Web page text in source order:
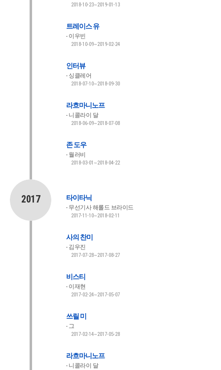
2018-10-23~2019-01-13
트레이스 유
이우빈
2018-10-09~2019-02-24
인터뷰
싱클레어
2018-07-10~2018-09-30
라흐마니노프
니콜라이 달
2018-06-09~2018-07-08
존 도우
월러비
2018-03-01~2018-04-22
2017 타이타닉
무선기사 해롤드 브라이드
2017-11-10~2018-02-11
사의 찬미
김우진
2017-07-28~2017-08-27
비스티
이재현
2017-02-24~2017-05-07
쓰릴 미
그
2017-02-14~2017-05-28
라흐마니노프
니콜라이 달